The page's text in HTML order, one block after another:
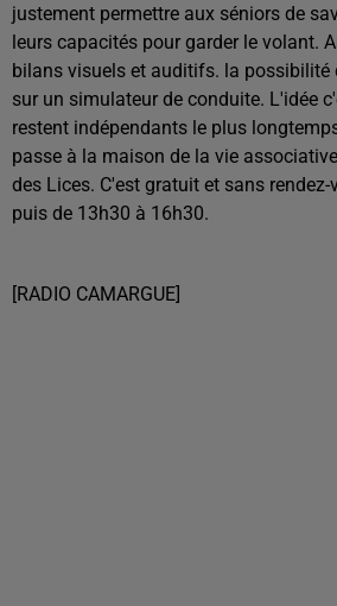
justement permettre aux séniors de
leurs capacités pour garder le volant.
bilans visuels et auditifs. la possibilité
sur un simulateur de conduite. L'idée
restent indépendants le plus
passe à la maison de la vie
des Lices. C'est gratuit et sans
puis de 13h30 à 16h30.
[RADIO CAMARGUE]